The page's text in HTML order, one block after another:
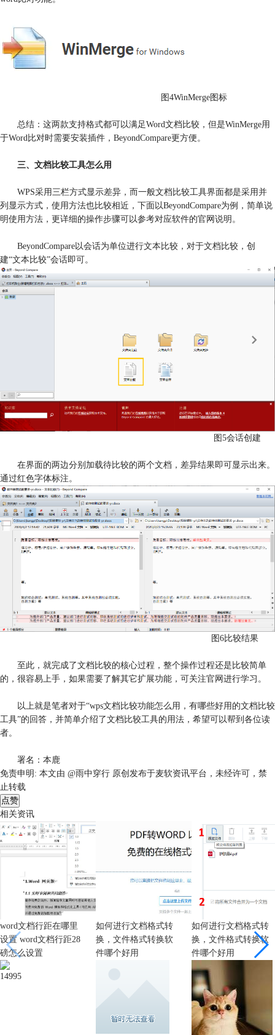
图4WinMerge图标
总结：这两款支持格式都可以满足Word文档比较，但是WinMerge用
于Word比对时需要安装插件，BeyondCompare更方便。
三、文档比较工具怎么用
WPS采用三栏方式显示差异，而一般文档比较工具界面都是采用并
列显示方式，使用方法也比较相近，下面以BeyondCompare为例，简单说
明使用方法，更详细的操作步骤可以参考对应软件的官网说明。
BeyondCompare以会话为单位进行文本比较，对于文档比较，创
建“文本比较”会话即可。
图5会话创建
在界面的两边分别加载待比较的两个文档，差异结果即可显示出来。
通过红色字体标注。
图6比较结果
至此，就完成了文档比较的核心过程，整个操作过程还是比较简单
的，很容易上手，如果需要了解其它扩展功能，可关注官网进行学习。
以上就是笔者对于“wps文档比较功能怎么用，有哪些好用的文档比较
工具”的回答，并简单介绍了文档比较工具的用法，希望可以帮到各位读
者。
署名：本鹿
免责申明: 本文由 @雨中穿行 原创发布于麦软资讯平台，未经许可，禁
止转载
点赞
相关资讯
word文档行距在哪里
设置 word文档行距28
磅怎么设置
14995
如何进行文档格式转
换，文件格式转换软
件哪个好用
如何进行文档格式转
换，文件格式转换软
件哪个好用